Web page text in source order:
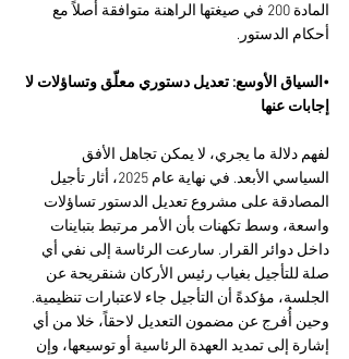
المادة 200 في صيغتها الراهنة متوافقة أصلاً مع
أحكام الدستور.
•السياق الأوسع: تعديل دستوري معلّق وتساؤلات لا
إجابات عنها
لفهم دلالة ما يجري، لا يمكن تجاهل الأفق
السياسي الأبعد. في نهاية عام 2025، أثار تأجيل
المصادقة على مشروع تعديل الدستور تساؤلات
واسعة، وسط تكهنات بأن الأمر مرتبط بتباينات
داخل دوائر القرار. سارعت الرئاسة إلى نفي أي
صلة للتأجيل بغياب رئيس الأركان شنقريحة عن
الجلسة، مؤكدةً أن التأجيل جاء لاعتبارات تنظيمية.
وحين أُفرج عن مضمون التعديل لاحقاً، خلا من أي
إشارة إلى تمديد العهدة الرئاسية أو توسيعها، وإن